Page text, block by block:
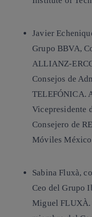
Javier
Grupo BBVA,
ALLIANZ-
Consejos de
TELEFÓNICA.
Vicepresidente
Consejero de
Móviles
Sabina Fluxà,
Ceo del Grupo
Miguel FLUXÀ.